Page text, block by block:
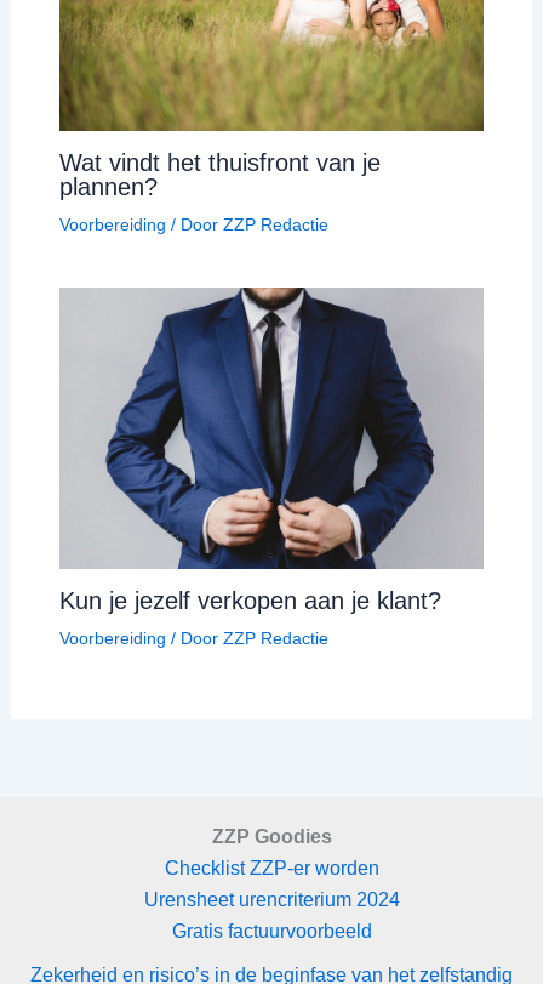
Wat vindt het thuisfront van je
plannen?
Voorbereiding / Door ZZP Redactie
Kun je jezelf verkopen aan je klant?
Voorbereiding / Door ZZP Redactie
ZZP Goodies
Checklist ZZP-er worden
Urensheet urencriterium 2024
Gratis factuurvoorbeeld
Zekerheid en risico’s in de beginfase van het zelfstandig